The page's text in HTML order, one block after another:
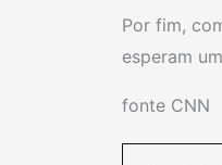
Por fim,
esperam
fonte CNN